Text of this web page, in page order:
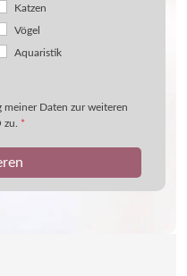
Katzen
Vögel
Aquaristik
meiner Daten zur weiteren
*